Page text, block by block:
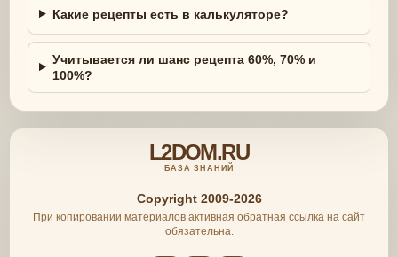
Какие рецепты есть в калькуляторе?
Учитывается ли шанс рецепта 60%, 70% и
100%?
L2DOM.RU
БАЗА ЗНАНИЙ
Copyright 2009-2026
При копировании материалов активная обратная ссылка на сайт
обязательна.